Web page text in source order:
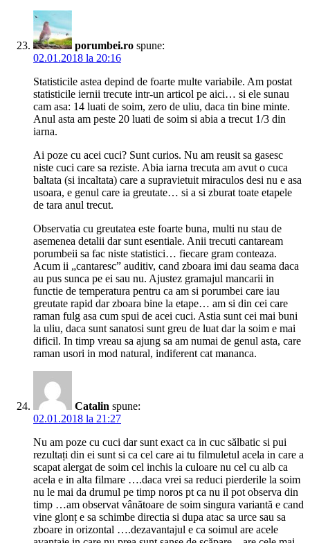
porumbei.ro spune:
02.01.2018 la 20:16
Statisticile astea depind de foarte multe variabile. Am postat
statisticile iernii trecute intr-un articol pe aici… si ele sunau
cam asa: 14 luati de soim, zero de uliu, daca tin bine minte.
Anul asta am peste 20 luati de soim si abia a trecut 1/3 din
iarna.
Ai poze cu acei cuci? Sunt curios. Nu am reusit sa gasesc
niste cuci care sa reziste. Abia iarna trecuta am avut o cuca
baltata (si incaltata) care a supravietuit miraculos desi nu e asa
usoara, e genul care ia greutate… si a si zburat toate etapele
de tara anul trecut.
Observatia cu greutatea este foarte buna, multi nu stau de
asemenea detalii dar sunt esentiale. Anii trecuti cantaream
porumbeii sa fac niste statistici… fiecare gram conteaza.
Acum ii „cantaresc” auditiv, cand zboara imi dau seama daca
au pus sunca pe ei sau nu. Ajustez gramajul mancarii in
functie de temperatura pentru ca am si porumbei care iau
greutate rapid dar zboara bine la etape… am si din cei care
raman fulg asa cum spui de acei cuci. Astia sunt cei mai buni
la uliu, daca sunt sanatosi sunt greu de luat dar la soim e mai
dificil. In timp vreau sa ajung sa am numai de genul asta, care
raman usori in mod natural, indiferent cat mananca.
Catalin spune:
02.01.2018 la 21:27
Nu am poze cu cuci dar sunt exact ca in cuc sălbatic si pui
rezultați din ei sunt si ca cel care ai tu filmuletul acela in care a
scapat alergat de soim cel inchis la culoare nu cel cu alb ca
acela e in alta filmare ….daca vrei sa reduci pierderile la soim
nu le mai da drumul pe timp noros pt ca nu il pot observa din
timp …am observat vânătoare de soim singura variantă e cand
vine glonț e sa schimbe directia si dupa atac sa urce sau sa
zboare in orizontal ….dezavantajul e ca soimul are acele